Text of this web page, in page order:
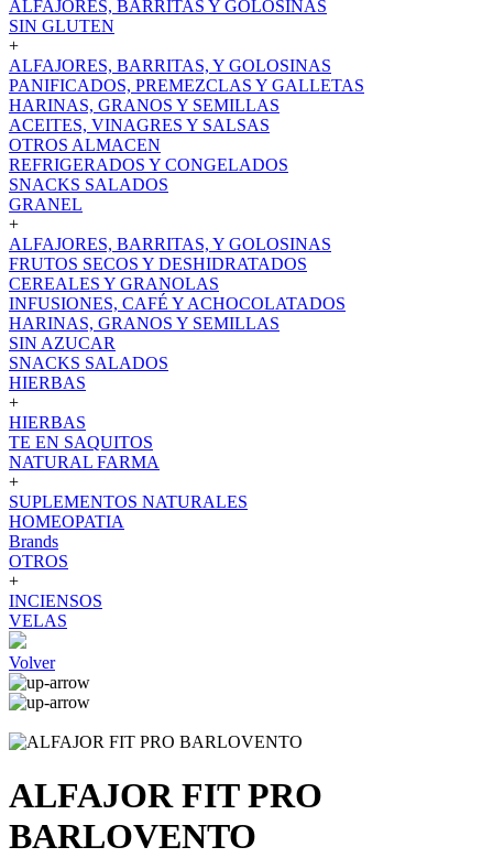
ALFAJORES, BARRITAS Y GOLOSINAS
SIN GLUTEN
+
ALFAJORES, BARRITAS, Y GOLOSINAS
PANIFICADOS, PREMEZCLAS Y GALLETAS
HARINAS, GRANOS Y SEMILLAS
ACEITES, VINAGRES Y SALSAS
OTROS ALMACEN
REFRIGERADOS Y CONGELADOS
SNACKS SALADOS
GRANEL
+
ALFAJORES, BARRITAS, Y GOLOSINAS
FRUTOS SECOS Y DESHIDRATADOS
CEREALES Y GRANOLAS
INFUSIONES, CAFÉ Y ACHOCOLATADOS
HARINAS, GRANOS Y SEMILLAS
SIN AZUCAR
SNACKS SALADOS
HIERBAS
+
HIERBAS
TE EN SAQUITOS
NATURAL FARMA
+
SUPLEMENTOS NATURALES
HOMEOPATIA
Brands
OTROS
+
INCIENSOS
VELAS
Volver
ALFAJOR FIT PRO
BARLOVENTO